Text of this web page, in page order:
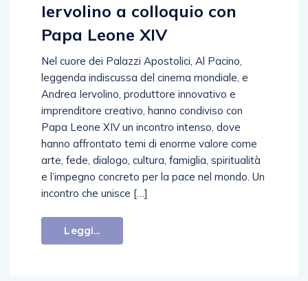
Iervolino a colloquio con
Papa Leone XIV
Nel cuore dei Palazzi Apostolici, Al Pacino,
leggenda indiscussa del cinema mondiale, e
Andrea Iervolino, produttore innovativo e
imprenditore creativo, hanno condiviso con
Papa Leone XIV un incontro intenso, dove
hanno affrontato temi di enorme valore come
arte, fede, dialogo, cultura, famiglia, spiritualità
e l’impegno concreto per la pace nel mondo. Un
incontro che unisce […]
Leggi...